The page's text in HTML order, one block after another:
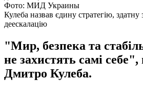
Фото: МИД Украины
Кулеба назвав єдину стратегію,
деескалацію
"Мир, безпека та
не захистять самі себе",
Дмитро Кулеба.